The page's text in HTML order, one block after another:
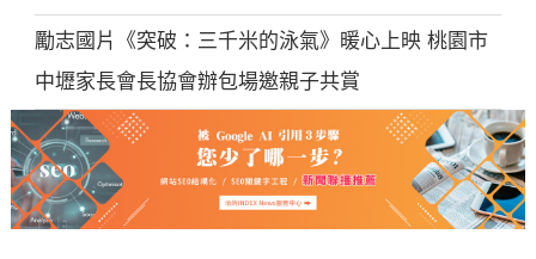
勵志國片《突破：三千米的泳氣》暖心上映 桃園市
中壢家長會長協會辦包場邀親子共賞